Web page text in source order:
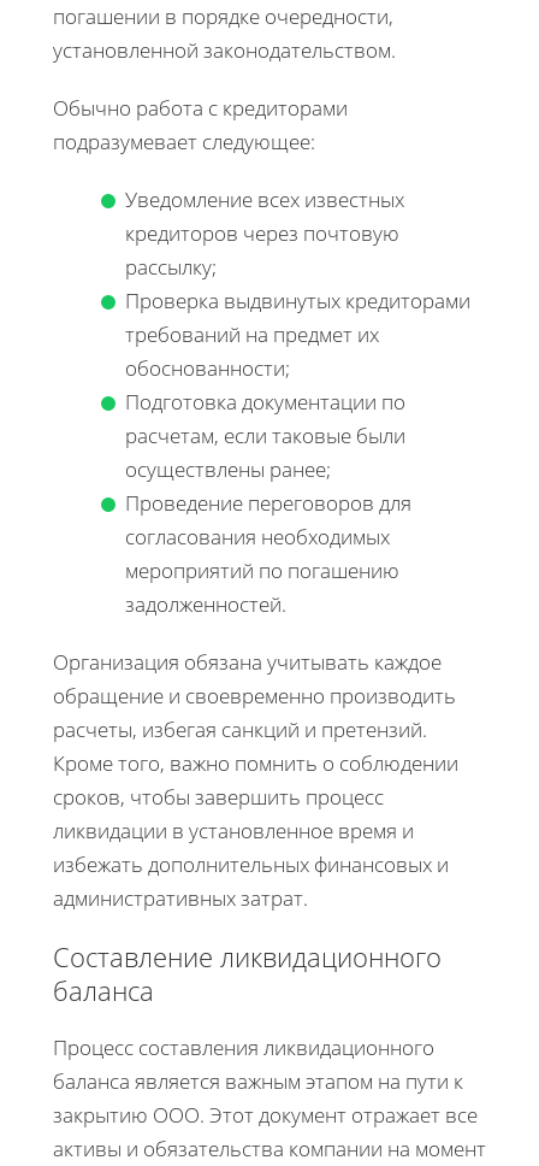
погашении в порядке очередности,
установленной законодательством.
Обычно работа с кредиторами
подразумевает следующее:
Уведомление всех известных
кредиторов через почтовую
рассылку;
Проверка выдвинутых кредиторами
требований на предмет их
обоснованности;
Подготовка документации по
расчетам, если таковые были
осуществлены ранее;
Проведение переговоров для
согласования необходимых
мероприятий по погашению
задолженностей.
Организация обязана учитывать каждое
обращение и своевременно производить
расчеты, избегая санкций и претензий.
Кроме того, важно помнить о соблюдении
сроков, чтобы завершить процесс
ликвидации в установленное время и
избежать дополнительных финансовых и
административных затрат.
Составление ликвидационного
баланса
Процесс составления ликвидационного
баланса является важным этапом на пути к
закрытию ООО. Этот документ отражает все
активы и обязательства компании на момент